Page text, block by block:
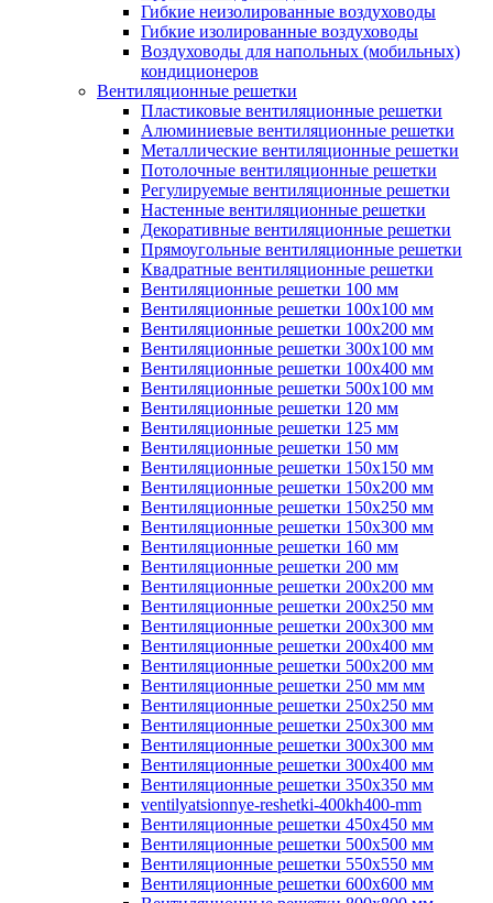
Гибкие неизолированные воздуховоды
Гибкие изолированные воздуховоды
Воздуховоды для напольных (мобильных)
кондиционеров
Вентиляционные решетки
Пластиковые вентиляционные решетки
Алюминиевые вентиляционные решетки
Металлические вентиляционные решетки
Потолочные вентиляционные решетки
Регулируемые вентиляционные решетки
Настенные вентиляционные решетки
Декоративные вентиляционные решетки
Прямоугольные вентиляционные решетки
Квадратные вентиляционные решетки
Вентиляционные решетки 100 мм
Вентиляционные решетки 100х100 мм
Вентиляционные решетки 100х200 мм
Вентиляционные решетки 300х100 мм
Вентиляционные решетки 100х400 мм
Вентиляционные решетки 500х100 мм
Вентиляционные решетки 120 мм
Вентиляционные решетки 125 мм
Вентиляционные решетки 150 мм
Вентиляционные решетки 150х150 мм
Вентиляционные решетки 150х200 мм
Вентиляционные решетки 150х250 мм
Вентиляционные решетки 150х300 мм
Вентиляционные решетки 160 мм
Вентиляционные решетки 200 мм
Вентиляционные решетки 200х200 мм
Вентиляционные решетки 200х250 мм
Вентиляционные решетки 200х300 мм
Вентиляционные решетки 200х400 мм
Вентиляционные решетки 500х200 мм
Вентиляционные решетки 250 мм мм
Вентиляционные решетки 250х250 мм
Вентиляционные решетки 250х300 мм
Вентиляционные решетки 300х300 мм
Вентиляционные решетки 300х400 мм
Вентиляционные решетки 350х350 мм
ventilyatsionnye-reshetki-400kh400-mm
Вентиляционные решетки 450х450 мм
Вентиляционные решетки 500х500 мм
Вентиляционные решетки 550х550 мм
Вентиляционные решетки 600х600 мм